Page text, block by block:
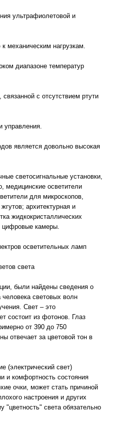
ультрафиолетовой и
механическим нагрузкам.
диапазоне температур
с отсутствием ртути
управления.
является довольно высокая
светосигнальные установки,
медицинские осветители
для микроскопов,
архитектурная и
жидкокристаллических
цифровые камеры.
осветительных ламп
света
были найдены сведения о
человека световых волн
Свет – это
состоит из фотонов. Глаз
от 390 до 750
отвечает за цветовой тон в
(электрический свет)
и комфортность состояния
очки, может стать причиной
настроения и других
"цветность" света обязательно